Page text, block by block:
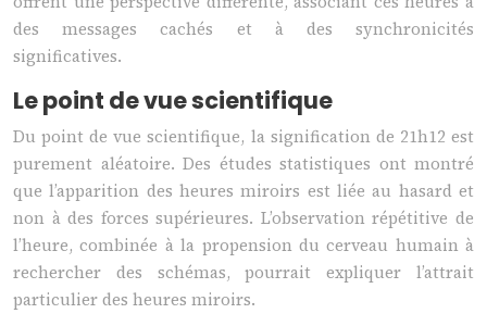
des messages cachés et à des synchronicités
significatives.
Le point de vue scientifique
Du point de vue scientifique, la signification de 21h12 est
purement aléatoire. Des études statistiques ont montré
que l’apparition des heures miroirs est liée au hasard et
non à des forces supérieures. L’observation répétitive de
l’heure, combinée à la propension du cerveau humain à
rechercher des schémas, pourrait expliquer l’attrait
particulier des heures miroirs.